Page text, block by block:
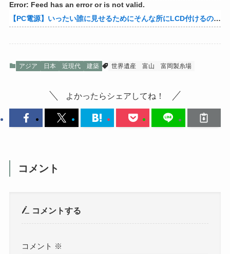
Error: Feed has an error or is not valid.
【PC電源】いったい誰に見せるためにそんな所にLCD付けるのかな
アジア 日本 近現代 建築 世界遺産 富山 富岡製糸場
よかったらシェアしてね！
コメント
コメントする
コメント ※